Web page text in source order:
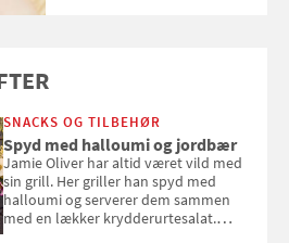
SNACKS OG TILBEHØR
Spyd med halloumi og jordbær
Jamie Oliver har altid været vild med
sin grill. Her griller han spyd med
halloumi og serverer dem sammen
med en lækker krydderurtesalat.